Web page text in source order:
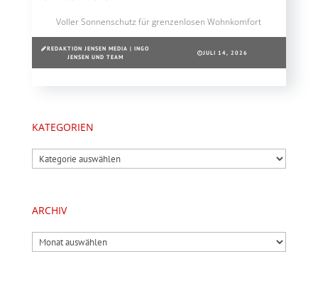
Voller Sonnenschutz für grenzenlosen Wohnkomfort
REDAKTION JENSEN MEDIA | INGO
JENSEN UND TEAM
JULI 14, 2026
KATEGORIEN
Kategorien
ARCHIV
Archiv